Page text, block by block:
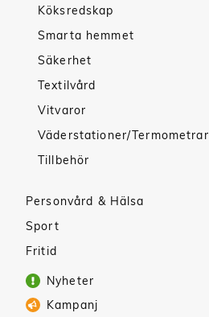
Köksredskap
Smarta hemmet
Säkerhet
Textilvård
Vitvaror
Väderstationer/Termometrar
Tillbehör
Personvård & Hälsa
Sport
Fritid
Nyheter
Kampanj